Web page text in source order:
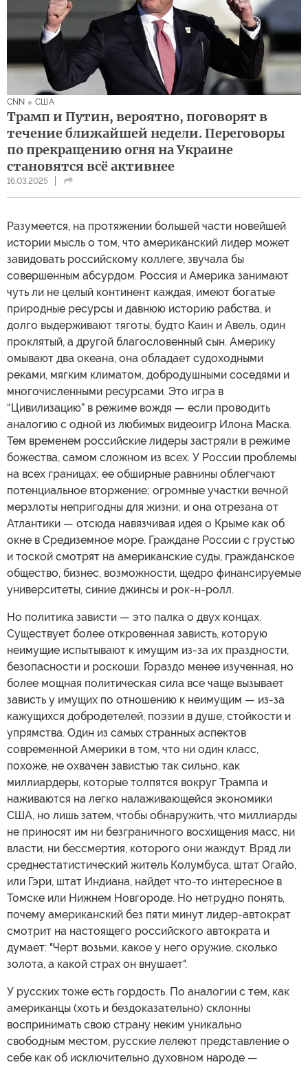
CNN США
Трамп и Путин, вероятно, поговорят в
течение ближайшей недели. Переговоры
по прекращению огня на Украине
становятся всё активнее
16.03.2025
Разумеется, на протяжении большей части новейшей
истории мысль о том, что американский лидер может
завидовать российскому коллеге, звучала бы
совершенным абсурдом. Россия и Америка занимают
чуть ли не целый континент каждая, имеют богатые
природные ресурсы и давнюю историю рабства, и
долго выдерживают тяготы, будто Каин и Авель, один
проклятый, а другой благословенный сын. Америку
омывают два океана, она обладает судоходными
реками, мягким климатом, добродушными соседями и
многочисленными ресурсами. Это игра в
“Цивилизацию” в режиме вождя — если проводить
аналогию с одной из любимых видеоигр Илона Маска.
Тем временем российские лидеры застряли в режиме
божества, самом сложном из всех. У России проблемы
на всех границах; ее обширные равнины облегчают
потенциальное вторжение; огромные участки вечной
мерзлоты непригодны для жизни; и она отрезана от
Атлантики — отсюда навязчивая идея о Крыме как об
окне в Средиземное море. Граждане России с грустью
и тоской смотрят на американские суды, гражданское
общество, бизнес, возможности, щедро финансируемые
университеты, синие джинсы и рок-н-ролл.
Но политика зависти — это палка о двух концах.
Существует более откровенная зависть, которую
неимущие испытывают к имущим из-за их праздности,
безопасности и роскоши. Гораздо менее изученная, но
более мощная политическая сила все чаще вызывает
зависть у имущих по отношению к неимущим — из-за
кажущихся добродетелей, поэзии в душе, стойкости и
упрямства. Один из самых странных аспектов
современной Америки в том, что ни один класс,
похоже, не охвачен завистью так сильно, как
миллиардеры, которые толпятся вокруг Трампа и
наживаются на легко налаживающейся экономики
США, но лишь затем, чтобы обнаружить, что миллиарды
не приносят им ни безграничного восхищения масс, ни
власти, ни бессмертия, которого они жаждут. Вряд ли
среднестатистический житель Колумбуса, штат Огайо,
или Гэри, штат Индиана, найдет что-то интересное в
Томске или Нижнем Новгороде. Но нетрудно понять,
почему американский без пяти минут лидер-автократ
смотрит на настоящего российского автократа и
думает: "Черт возьми, какое у него оружие, сколько
золота, а какой страх он внушает".
У русских тоже есть гордость. По аналогии с тем, как
американцы (хоть и бездоказательно) склонны
воспринимать свою страну неким уникально
свободным местом, русские лелеют представление о
себе как об исключительно духовном народе —